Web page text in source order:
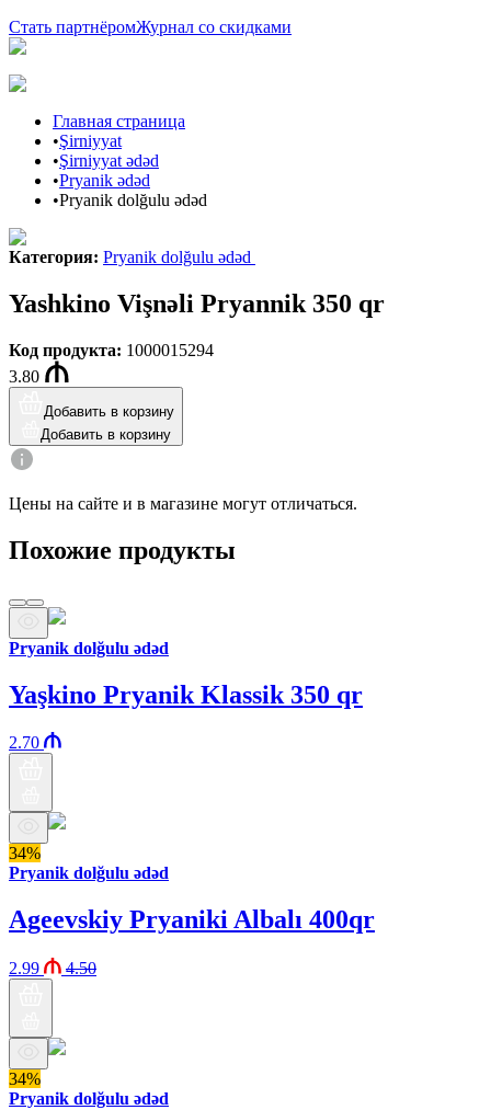
Стать партнёромЖурнал со скидками
Главная страница
•Şirniyyat
•Şirniyyat ədəd
•Pryanik ədəd
•Pryanik dolğulu ədəd
Категория: Pryanik dolğulu ədəd
Yashkino Vişnəli Pryannik 350 qr
Код продукта: 1000015294
3.80
Добавить в корзину
Добавить в корзину
Цены на сайте и в магазине могут отличаться.
Похожие продукты
Pryanik dolğulu ədəd
Yaşkino Pryanik Klassik 350 qr
2.70
34%
Pryanik dolğulu ədəd
Ageevskiy Pryaniki Albalı 400qr
2.99 4.50
34%
Pryanik dolğulu ədəd